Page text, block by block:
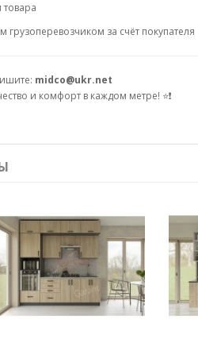
за счёт покупателя
midco@ukr.net
и комфорт в каждом метре! ⭐❗